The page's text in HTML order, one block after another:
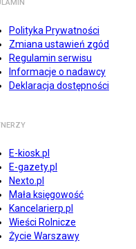
Polityka Prywatności
Zmiana ustawień zgód
Regulamin serwisu
Informacje o nadawcy
Deklaracja dostępności
E-kiosk.pl
E-gazety.pl
Nexto.pl
Mała księgowość
Kancelarierp.pl
Wieści Rolnicze
Życie Warszawy